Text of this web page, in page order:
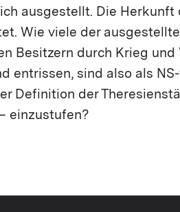
ausgestellt. Die Herkunft
Wie viele der
Besitzern durch Krieg
entrissen, sind also als
Definition der
einzustufen?